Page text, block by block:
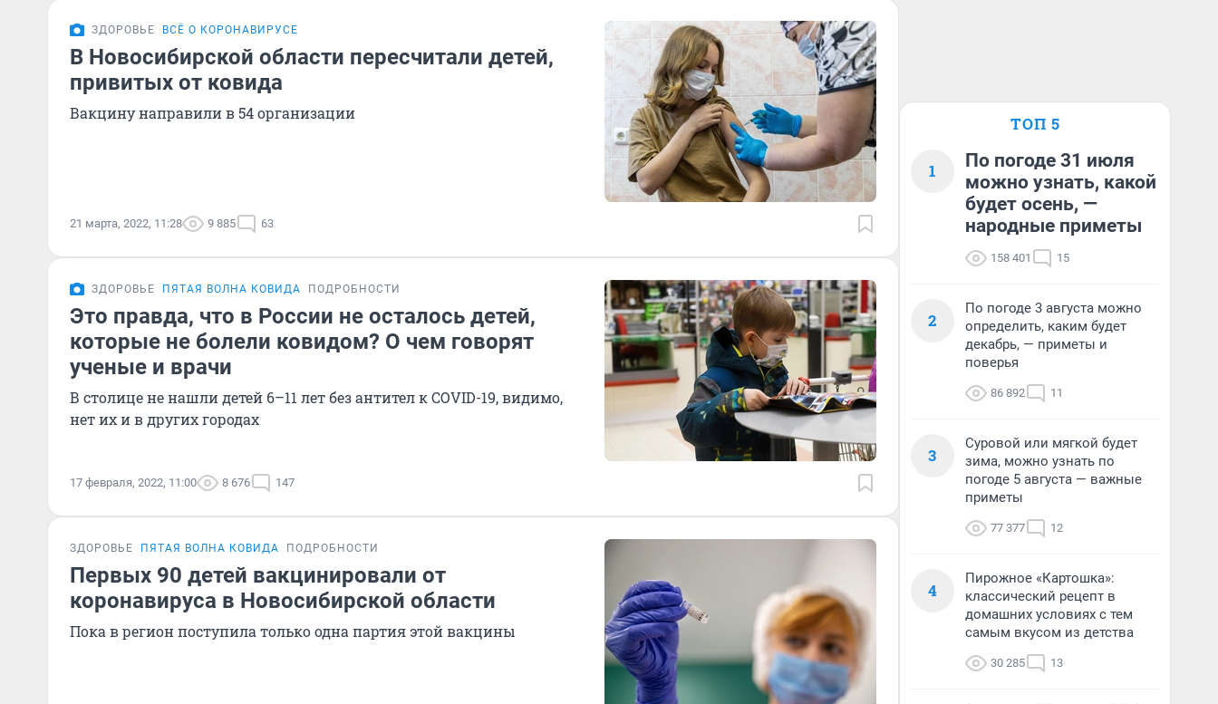
ЗДОРОВЬЕ ВСЁ О КОРОНАВИРУСЕ
В Новосибирской области пересчитали детей,
привитых от ковида
Вакцину направили в 54 организации
21 марта, 2022, 11:28 9 885 63
ЗДОРОВЬЕ ПЯТАЯ ВОЛНА КОВИДА ПОДРОБНОСТИ
Это правда, что в России не осталось детей,
которые не болели ковидом? О чем говорят
ученые и врачи
В столице не нашли детей 6–11 лет без антител к COVID-19, видимо,
нет их и в других городах
17 февраля, 2022, 11:00 8 676 147
ЗДОРОВЬЕ ПЯТАЯ ВОЛНА КОВИДА ПОДРОБНОСТИ
Первых 90 детей вакцинировали от
коронавируса в Новосибирской области
Пока в регион поступила только одна партия этой вакцины
ТОП 5
1
По погоде 31 июля
можно узнать, какой
будет осень, —
народные приметы
158 401 15
2
По погоде 3 августа можно
определить, каким будет
декабрь, — приметы и
поверья
86 892 11
3
Суровой или мягкой будет
зима, можно узнать по
погоде 5 августа — важные
приметы
77 377 12
4
Пирожное «Картошка»:
классический рецепт в
домашних условиях с тем
самым вкусом из детства
30 285 13